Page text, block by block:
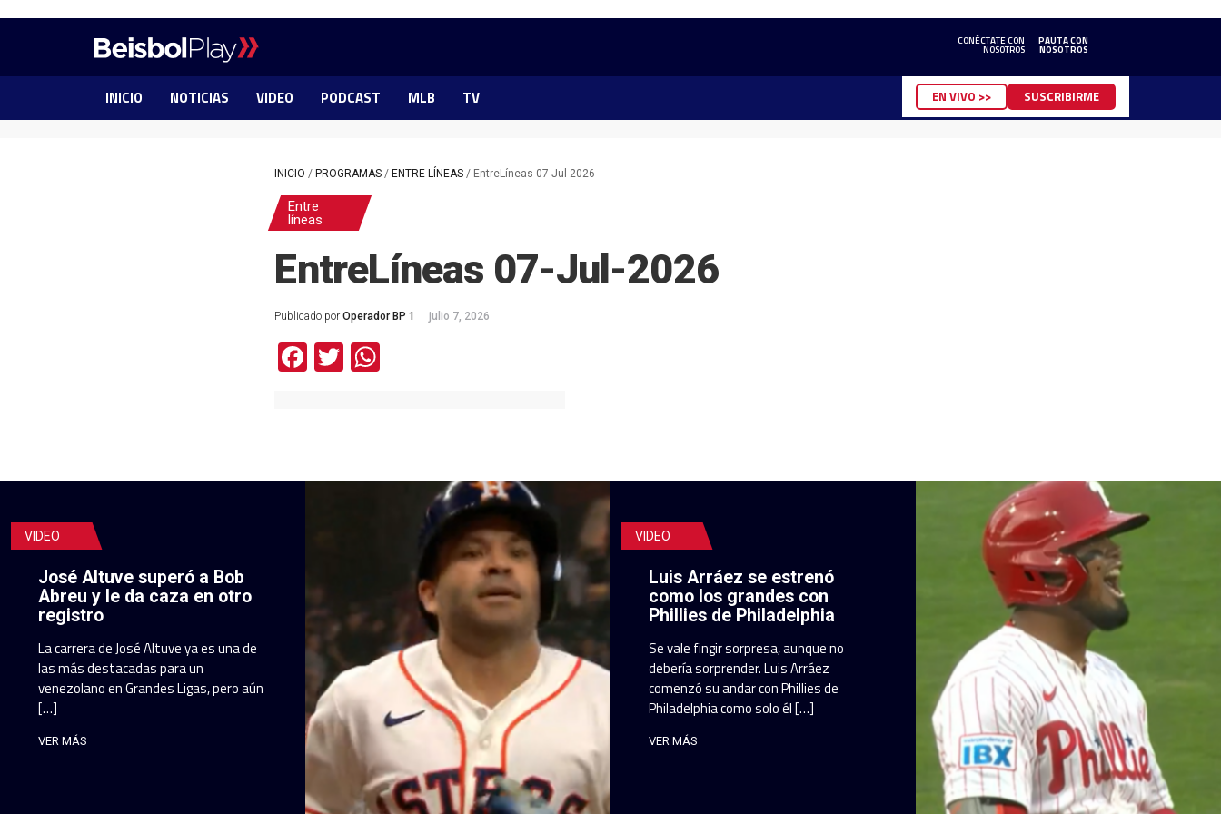
CONÉCTATE CON
NOSOTROS
PAUTA CON
NOSOTROS
INICIO NOTICIAS VIDEO PODCAST MLB TV EN VIVO >> SUSCRIBIRME
INICIO / PROGRAMAS / ENTRE LÍNEAS / EntreLíneas 07-Jul-2026
Entre
líneas
EntreLíneas 07-Jul-2026
Publicado porOperador BP 1 julio 7, 2026
Facebook
Twitter
VIDEO
José Altuve superó a Bob
Abreu y le da caza en otro
registro
La carrera de José Altuve ya es una de
las más destacadas para un
venezolano en Grandes Ligas, pero aún
[…]
VER MÁS
VIDEO
Luis Arráez se estrenó
como los grandes con
Phillies de Philadelphia
Se vale fingir sorpresa, aunque no
debería sorprender. Luis Arráez
comenzó su andar con Phillies de
Philadelphia como solo él […]
VER MÁS